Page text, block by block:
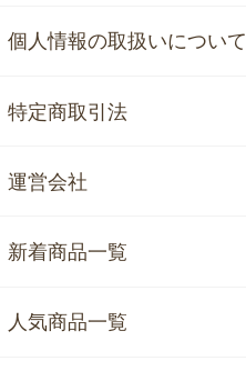
個人情報の取扱いについて
特定商取引法
運営会社
新着商品一覧
人気商品一覧